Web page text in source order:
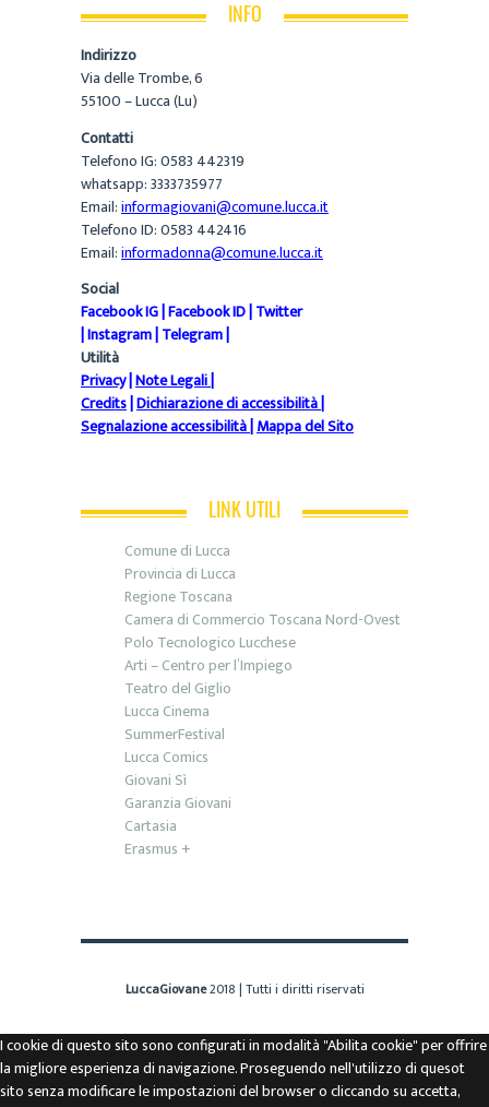
INFO
Indirizzo
Via delle Trombe, 6
55100 – Lucca (Lu)
Contatti
Telefono IG: 0583 442319
whatsapp: 3333735977
Email:informagiovani@comune.lucca.it
Telefono ID: 0583 442416
Email:informadonna@comune.lucca.it
Social
Facebook IG|Facebook ID|Twitter
|Instagram|Telegram|
Utilità
Privacy|Note Legali|
Credits|Dichiarazione di accessibilità|
Segnalazione accessibilità|Mappa del Sito
LINK UTILI
Comune di Lucca
Provincia di Lucca
Regione Toscana
Camera di Commercio Toscana Nord-Ovest
Polo Tecnologico Lucchese
Arti – Centro per l’Impiego
Teatro del Giglio
Lucca Cinema
SummerFestival
Lucca Comics
Giovani Sì
Garanzia Giovani
Cartasia
Erasmus +
LuccaGiovane2018 | Tutti i diritti riservati
I cookie di questo sito sono configurati in modalità "Abilita cookie" per offrire
la migliore esperienza di navigazione. Proseguendo nell'utilizzo di quesot
sito senza modificare le impostazioni del browser o cliccando su accetta,